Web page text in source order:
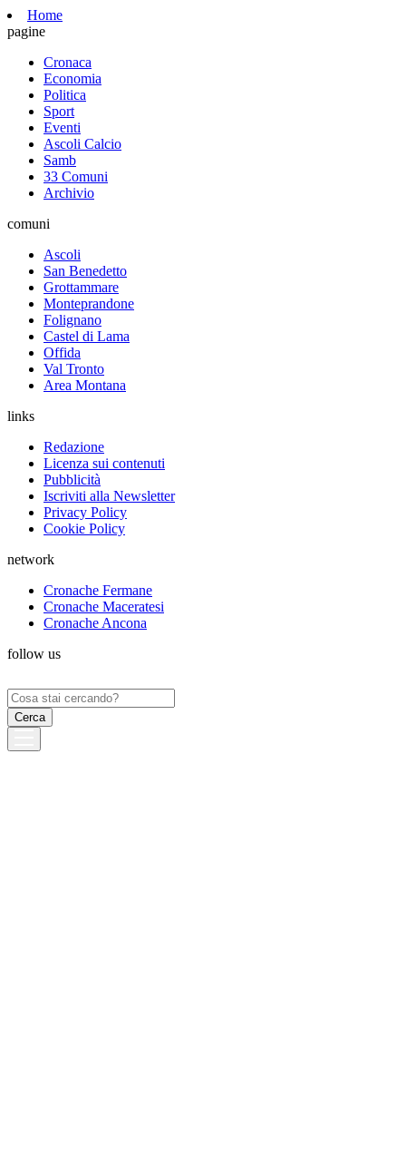
Home
pagine
Cronaca
Economia
Politica
Sport
Eventi
Ascoli Calcio
Samb
33 Comuni
Archivio
comuni
Ascoli
San Benedetto
Grottammare
Monteprandone
Folignano
Castel di Lama
Offida
Val Tronto
Area Montana
links
Redazione
Licenza sui contenuti
Pubblicità
Iscriviti alla Newsletter
Privacy Policy
Cookie Policy
network
Cronache Fermane
Cronache Maceratesi
Cronache Ancona
follow us
Ricerca
per: